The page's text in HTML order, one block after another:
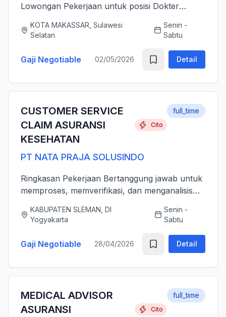
Lowongan Pekerjaan untuk posisi Dokter
jawab memberikan layanan medis estetika yang
KOTA MAKASSAR, Sulawesi
Selatan
Senin -
Sabtu
Gaji Negotiable 02/05/2026 Detail
CUSTOMER SERVICE
CLAIM ASURANSI
KESEHATAN
Cito
PT NATA PRAJA SOLUSINDO
full_time
Ringkasan Pekerjaan Bertanggung jawab untuk
memproses, memverifikasi, dan menganalisis
dan rawat jalan) secara akurat, tepat waktu,
serta sesuai dengan ...
KABUPATEN SLEMAN, DI
Yogyakarta
Senin -
Sabtu
Gaji Negotiable 28/04/2026 Detail
MEDICAL ADVISOR
ASURANSI
Cito
full_time